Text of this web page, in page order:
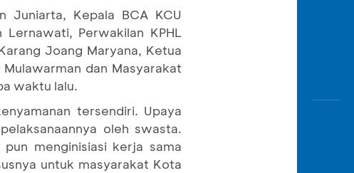
Juniarta, Kepala BCA KCU
Lernawati, Perwakilan KPHL
Joang Maryana, Ketua
dan Masyarakat
waktu lalu.
tersendiri. Upaya
oleh swasta.
menginisiasi kerja sama
untuk masyarakat Kota